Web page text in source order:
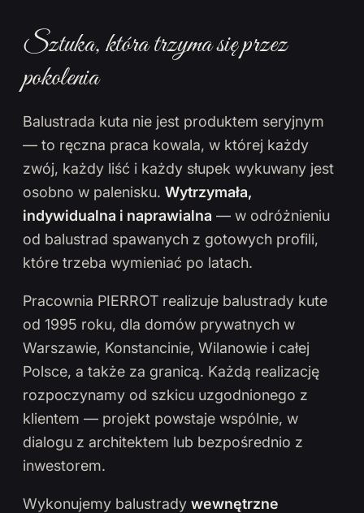
Sztuka, która trzyma się przez
pokolenia
Balustrada kuta nie jest produktem seryjnym
— to ręczna praca kowala, w której każdy
zwój, każdy liść i każdy słupek wykuwany jest
osobno w palenisku. Wytrzymała,
indywidualna i naprawialna — w odróżnieniu
od balustrad spawanych z gotowych profili,
które trzeba wymieniać po latach.
Pracownia PIERROT realizuje balustrady kute
od 1995 roku, dla domów prywatnych w
Warszawie, Konstancinie, Wilanowie i całej
Polsce, a także za granicą. Każdą realizację
rozpoczynamy od szkicu uzgodnionego z
klientem — projekt powstaje wspólnie, w
dialogu z architektem lub bezpośrednio z
inwestorem.
Wykonujemy balustrady wewnętrzne